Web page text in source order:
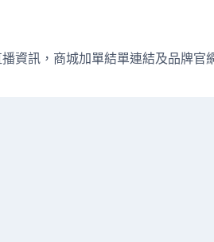
資訊，商城加單結單連結及品牌官